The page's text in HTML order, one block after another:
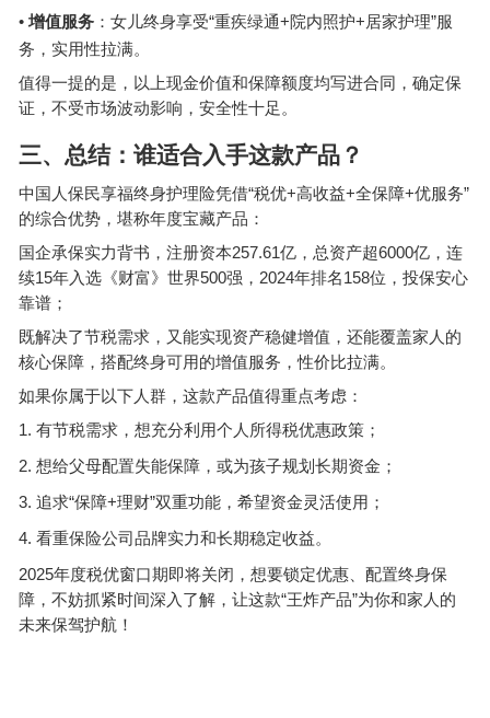
•增值服务：女儿终身享受“重疾绿通+院内照护+居家护理”服
务，实用性拉满。
值得一提的是，以上现金价值和保障额度均写进合同，确定保
证，不受市场波动影响，安全性十足。
三、总结：谁适合入手这款产品？
中国人保民享福终身护理险凭借“税优+高收益+全保障+优服务”
的综合优势，堪称年度宝藏产品：
国企承保实力背书，注册资本257.61亿，总资产超6000亿，连
续15年入选《财富》世界500强， 2024年排名158位，投保安心
靠谱；
既解决了节税需求，又能实现资产稳健增值，还能覆盖家人的
核心保障，搭配终身可用的增值服务，性价比拉满。
如果你属于以下人群，这款产品值得重点考虑：
1. 有节税需求，想充分利用个人所得税优惠政策；
2. 想给父母配置失能保障，或为孩子规划长期资金；
3. 追求“保障+理财”双重功能，希望资金灵活使用；
4. 看重保险公司品牌实力和长期稳定收益。
2025年度税优窗口期即将关闭，想要锁定优惠、配置终身保
障，不妨抓紧时间深入了解，让这款“王炸产品”为你和家人的
未来保驾护航！